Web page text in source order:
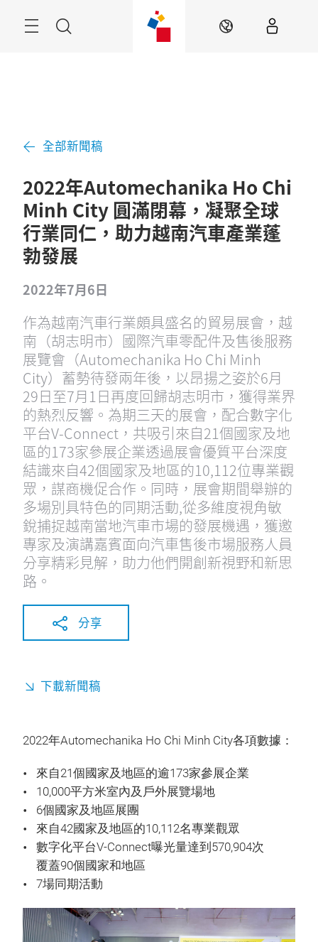
Navigation ZH
全部新聞稿
2022年Automechanika Ho Chi
Minh City 圓滿閉幕，凝聚全球
行業同仁，助力越南汽車產業蓬
勃發展
2022年7月6日
作為越南汽車行業頗具盛名的貿易展會，越
南（胡志明市）國際汽車零配件及售後服務
展覽會（Automechanika Ho Chi Minh
City）蓄勢待發兩年後，以昂揚之姿於6月
29日至7月1日再度回歸胡志明市，獲得業界
的熱烈反響。為期三天的展會，配合數字化
平台V-Connect，共吸引來自21個國家及地
區的173家參展企業透過展會優質平台深度
結識來自42個國家及地區的10,112位專業觀
眾，謀商機促合作。同時，展會期間舉辦的
多場別具特色的同期活動,從多維度視角敏
銳捕捉越南當地汽車市場的發展機遇，獲邀
專家及演講嘉賓面向汽車售後市場服務人員
分享精彩見解，助力他們開創新視野和新思
路。
分享
下載新聞稿
2022年Automechanika Ho Chi Minh City各項數據：
來自21個國家及地區的逾173家參展企業
10,000平方米室內及戶外展覽場地
6個國家及地區展團
來自42國家及地區的10,112名專業觀眾
數字化平台V-Connect曝光量達到570,904次
覆蓋90個國家和地區
7場同期活動